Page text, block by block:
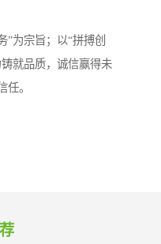
”为宗旨；以“拼搏创
就品质，诚信赢得未
任。